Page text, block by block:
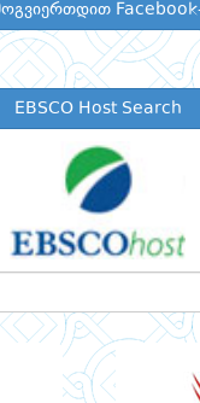
EBSCO Host Search